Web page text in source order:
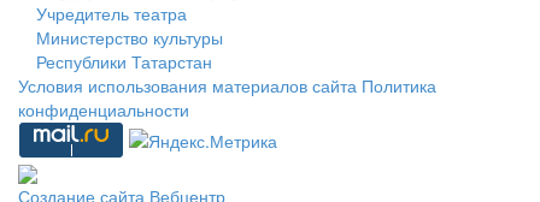
Учредитель театра
Министерство культуры
Республики Татарстан
Условия использования материалов сайта Политика
конфиденциальности
Создание сайта Вебцентр